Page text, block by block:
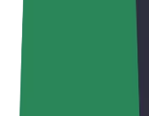
Biznesiniz üçün